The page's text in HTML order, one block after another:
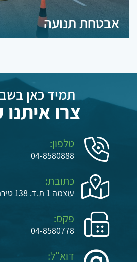
אבטחת תנועה
פנסי לד בקוטר 30 ס"מ
תמיד כאן
צרו
טלפון:
04-8580888
כתובת:
עוצמה 1 ת.ד. 138 טירת הכרמל
פקס:
04-8580778
דוא"ל: